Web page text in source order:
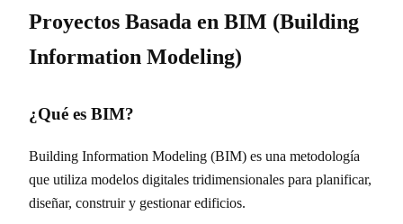
Proyectos Basada en BIM (Building
Information Modeling)
¿Qué es BIM?
Building Information Modeling (BIM) es una metodología
que utiliza modelos digitales tridimensionales para planificar,
diseñar, construir y gestionar edificios.